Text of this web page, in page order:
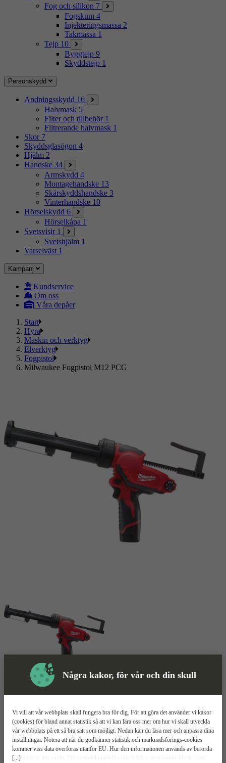
Några kakor, för vår och din skull
[...]
Vi vill att vår webbplats skall fungera bra för dig. För att göra det använder vi kakor
(cookies) för bland annat statistik så att vi kan lära oss mer om hur vi skall utveckla
vår webbplats på ett så bra sätt som möjligt. Nedan kan du läsa mer och anpassa dina
inställningar. Notera att när du godkänner statistik och marknadsförings-cookies
kommer viss data överföras utanför EU. Hur den informationen används av berörda
bolag vet vi inte exakt. Till exempel uppfyller inte USA:s lagstiftning alla de krav
Fog och silikon 7
Fogskum 4
Injekteringsmassa 2
Takmassa 1
Tejp 10
Byggtejp 9
Skyddstejp 1
Personskydd
Andningsskydd 16
Halvmask 5
Filter och tillbehör 1
Filtrerande halvmask 1
Skor 7
Skyddsglasögon 4
Hjälm 2
Handske 34
Armskydd 4
Montagehandske 13
Skärskyddshandske 3
Vinterhandske 10
Hörselskydd 6
Hörselkåpa 1
Svetsvisir 1
Svetshjälm 1
Varselväst 1
Kampanj
Kundservice
Om oss
Våra depåer
Start
Hyra
Maskin och verktyg
Elverktyg
Fogpistol
Milwaukee Fogpistol M12 PCG
Fogpistol Mer information